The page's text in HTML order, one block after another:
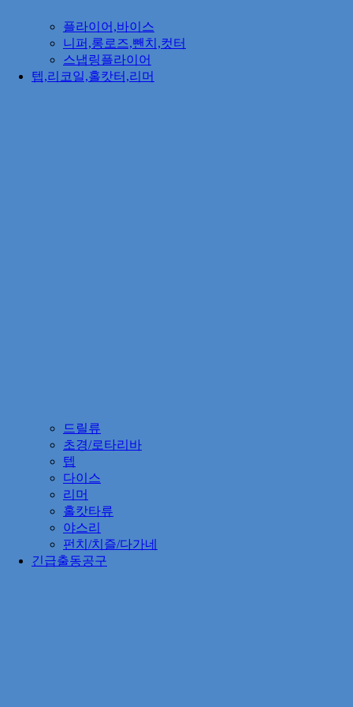
플라이어,바이스
니퍼,롱로즈,뺀치,컷터
스냅링플라이어
텝,리코일,홀캇터,리머
드릴류
초경/로타리바
텝
다이스
리머
홀캇타류
야스리
펀치/치즐/다가네
긴급출동공구